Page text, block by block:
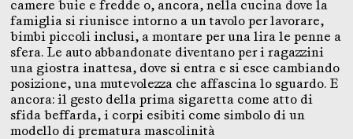
camere buie e fredde o, ancora, nella cucina dove la
famiglia si riunisce intorno a un tavolo per lavorare,
bimbi piccoli inclusi, a montare per una lira le penne a
sfera. Le auto abbandonate diventano per i ragazzini
una giostra inattesa, dove si entra e si esce cambiando
posizione, una mutevolezza che affascina lo sguardo. E
ancora: il gesto della prima sigaretta come atto di
sfida beffarda, i corpi esibiti come simbolo di un
modello di prematura mascolinità